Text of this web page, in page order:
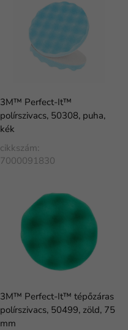
3M™ Perfect-It™
polírszivacs, 50308, puha,
kék
cikkszám:
7000091830
3M™ Perfect-It™ tépőzáras
polírszivacs, 50499, zöld, 75
mm